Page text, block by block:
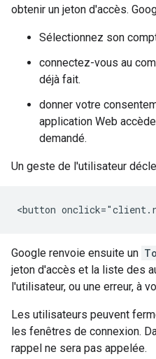
obtenir un jeton d'accès.
Sélectionnez son
connectez-vous au
déjà fait.
donner votre
application Web
demandé.
Un geste de l'utilisateur
Google renvoie ensuite un
jeton d'accès et la liste des
l'utilisateur, ou une erreur, à
Les utilisateurs peuvent
les fenêtres de connexion.
rappel ne sera pas appelée.